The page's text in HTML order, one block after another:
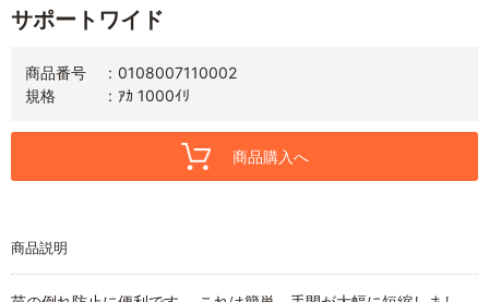
サポートワイド
商品番号
0108007110002
規格
ｱｶ 1000ｲﾘ
商品購入へ
商品説明